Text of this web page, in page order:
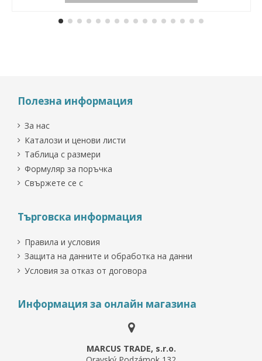
Полезна информация
За нас
Каталози и ценови листи
Таблица с размери
Формуляр за поръчка
Свържете се с
Търговска информация
Правила и условия
Защита на данните и обработка на данни
Условия за отказ от договора
Информация за онлайн магазина
MARCUS TRADE, s.r.o.